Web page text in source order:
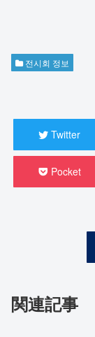
전시회 정보
Twitter
Pocket
関連記事